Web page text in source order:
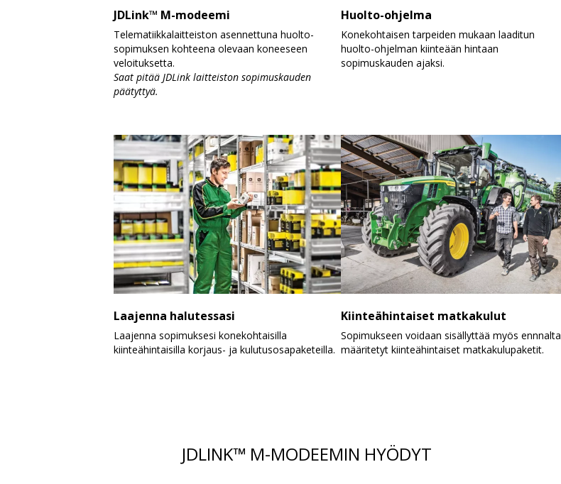
JDLink™ M-modeemi
Telematiikkalaitteiston asennettuna huolto-
sopimuksen kohteena olevaan koneeseen
veloituksetta.
Saat pitää JDLink laitteiston sopimuskauden
päätyttyä.
Huolto-ohjelma
Konekohtaisen tarpeiden mukaan laaditun
huolto-ohjelman kiinteään hintaan
sopimuskauden ajaksi.
Laajenna halutessasi
Laajenna sopimuksesi konekohtaisilla
kiinteähintaisilla korjaus- ja kulutusosapaketeilla.
Kiinteähintaiset matkakulut
Sopimukseen voidaan sisällyttää myös ennnalta
määritetyt kiinteähintaiset matkakulupaketit.
JDLINK™ M-MODEEMIN HYÖDYT